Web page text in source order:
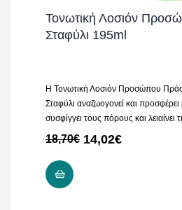
Τονωτική Λοσιόν
Σταφύλι 195ml
H Τονωτική Λοσιόν Προσώπου
Σταφύλι αναζωογονεί και
συσφίγγει τους πόρους και λειαίνει
18,70€ 14,02€